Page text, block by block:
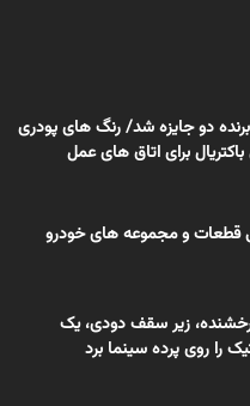
برنده دو جایزه شد/ رنگ های پودری
باکتریال برای اتاق های عمل
قطعات و مجموعه های خودرو
زیر سقف دودی، یک
را روی پرده سینما برد